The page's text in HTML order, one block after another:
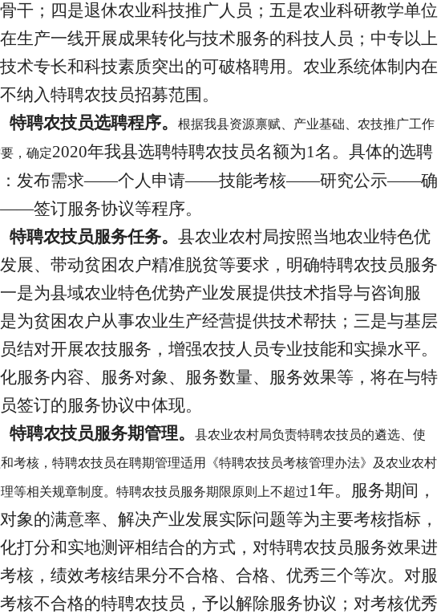
干；四是退休农业科技推广人员；五是农业科研教学单位
生产一线开展成果转化与技术服务的科技人员；中专以上
术专长和科技素质突出的可破格聘用。农业系统体制内在
纳入特聘农技员招募范围。
特聘农技员选聘程序。
根据我县资源禀赋、产业基础、农技推广工作
，确定2020年我县选聘特聘农技员名额为1名。具体的选聘
：发布需求——个人申请——技能考核——研究公示——确
签订服务协议等程序。
特聘农技员服务任务。 县农业农村局按照当地农业特色优
展、带动贫困农户精准脱贫等要求，明确特聘农技员服务
是为县域农业特色优势产业发展提供技术指导与咨询服
为贫困农户从事农业生产经营提供技术帮扶；三是与基层
结对开展农技服务，增强农技人员专业技能和实操水平。
服务内容、服务对象、服务数量、服务效果等，将在与特
签订的服务协议中体现。
特聘农技员服务期管理。
县农业农村局负责特聘农技员的遴选、使
考核，特聘农技员在聘期管理适用《特聘农技员考核管理办法》及农业农村
等相关规章制度。特聘农技员服务期限原则上不超过1年。服务期间，
象的满意率、解决产业发展实际问题等为主要考核指标，
打分和实地测评相结合的方式，对特聘农技员服务效果进
核，绩效考核结果分不合格、合格、优秀三个等次。对服
核不合格的特聘农技员，予以解除服务协议；对考核优秀